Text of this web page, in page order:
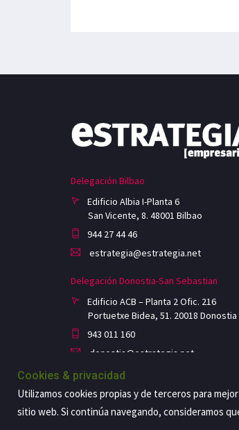
Delegación Bilbao
Edificio Albia I-Planta 6
San Vicente, 8. 48001 Bilbao
944 27 44 46
estrategia@estrategia.net
Delegación Donostia-San Sebastian
Edificio ACB – Planta 2 Ofic. 216
Portuetxe Bidea, 51. 20018 Donostia
943 011 160
donostia@estrategia.net
Cookies & privacidad
Utilizamos cookies propias y de terceros para
sitio web. Si continúa navegando, consideramos